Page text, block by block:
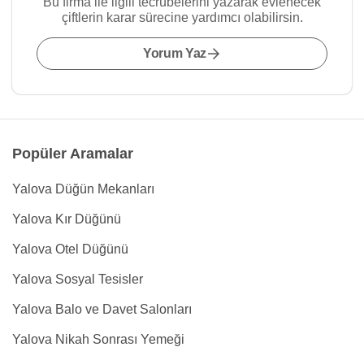
çiftlerin karar sürecine yardımcı olabilirsin.
Yorum Yaz
Popüler Aramalar
Yalova Düğün Mekanları
Yalova Kır Düğünü
Yalova Otel Düğünü
Yalova Sosyal Tesisler
Yalova Balo ve Davet Salonları
Yalova Nikah Sonrası Yemeği